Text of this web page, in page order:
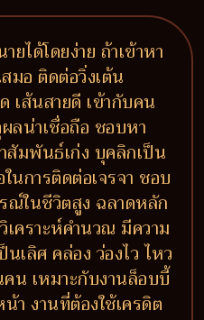
ได้โดยง่าย ถ้าเข้าหา
มอ ติดต่อวิ่งเต้น
เส้นสายดี เข้ากับคน
ลน่าเชื่อถือ ชอบหา
มพันธ์เก่ง บุคลิกเป็น
นการติดต่อเจรจา ชอบ
ณ์ในชีวิตสูง ฉลาดหลัก
คราะห์คำนวณ มีความ
เลิศ คล่อง ว่องไว ไหว
น เหมาะกับงานล็อบบี้
า งานที่ต้องใช้เครดิต